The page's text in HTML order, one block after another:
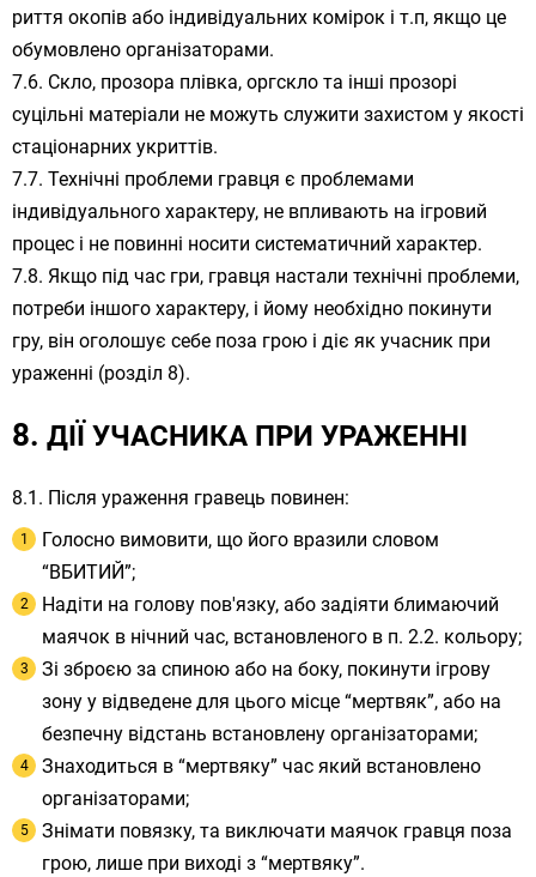
риття окопів або індивідуальних комірок і т.п, якщо це
обумовлено організаторами.
Скло, прозора плівка, оргскло та інші прозорі
суцільні матеріали не можуть служити захистом у якості
стаціонарних укриттів.
Технічні проблеми гравця є проблемами
індивідуального характеру, не впливають на ігровий
процес і не повинні носити систематичний характер.
Якщо під час гри, гравця настали технічні проблеми,
потреби іншого характеру, і йому необхідно покинути
гру, він оголошує себе поза грою і діє як учасник при
ураженні (розділ 8).
ДІЇ УЧАСНИКА ПРИ УРАЖЕННІ
Після ураження гравець повинен:
Голосно вимовити, що його вразили словом
“ВБИТИЙ”;
Надіти на голову пов'язку, або задіяти блимаючий
маячок в нічний час, встановленого в п. 2.2. кольору;
Зі зброєю за спиною або на боку, покинути ігрову
зону у відведене для цього місце “мертвяк”, або на
безпечну відстань встановлену організаторами;
Знаходиться в “мертвяку” час який встановлено
організаторами;
Знімати повязку, та виключати маячок гравця поза
грою, лише при виході з “мертвяку”.